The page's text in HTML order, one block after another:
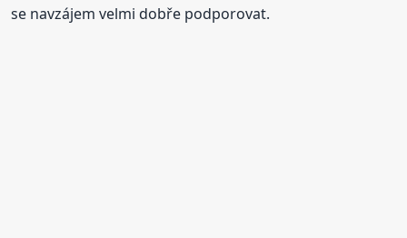
se navzájem velmi dobře podporovat.